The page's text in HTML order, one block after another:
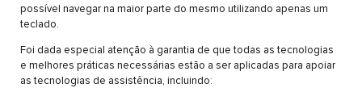
possível navegar na maior parte do mesmo utilizando apenas um
teclado.
Foi dada especial atenção à garantia de que todas as tecnologias
e melhores práticas necessárias estão a ser aplicadas para apoiar
as tecnologias de assistência, incluindo: